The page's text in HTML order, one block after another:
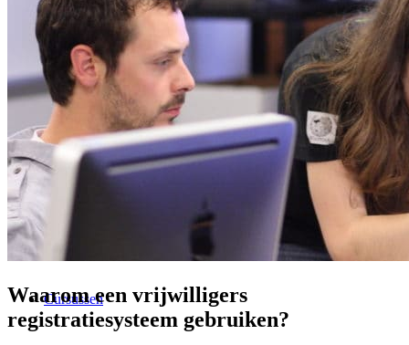
Fenna
Vrijwilligerstool Fenna
Cursussen
Waarom een vrijwilligers
registratiesysteem gebruiken?